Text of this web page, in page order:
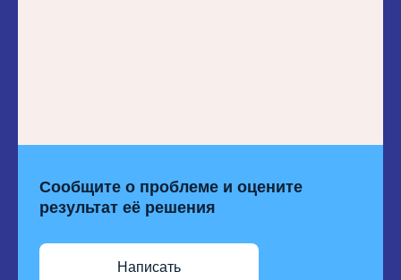
Сообщите о проблеме и оцените
результат её решения
Написать